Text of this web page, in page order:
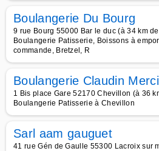
Boulangerie Du Bourg
9 rue Bourg 55000 Bar le duc (à 34 km
Boulangerie Patisserie, Boissons à
commande, Bretzel, R
Boulangerie Claudin
1 Bis place Gare 52170 Chevillon (à 36
Boulangerie Patisserie à Chevillon
Sarl aam gauguet
41 rue Gén de Gaulle 55300 Lacroix sur